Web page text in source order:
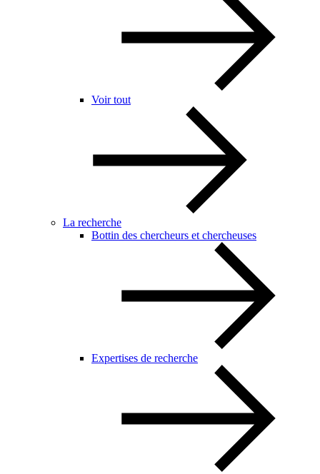
Voir tout
La recherche
Bottin des chercheurs et chercheuses
Expertises de recherche